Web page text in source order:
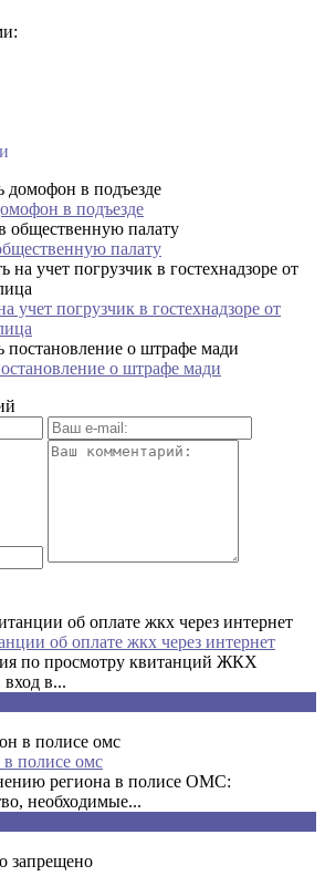
в подъезде
палату
учет погрузчик в гостехнадзоре от
о штрафе мади
об оплате жкх через интернет
по просмотру квитанций ЖКХ
вход в...
полисе омс
региона в полисе ОМС:
необходимые...